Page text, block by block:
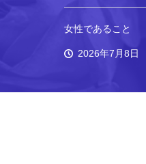
女性であること
2026年7月8日